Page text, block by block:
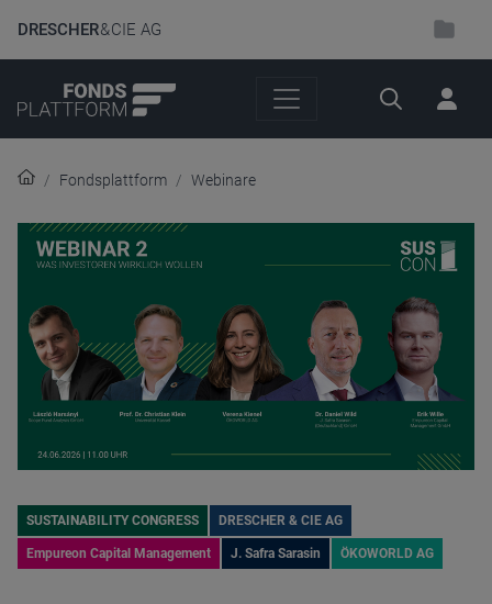
DRESCHER& CIE AG
Suche
Fondsplattform Webinare
SUSTAINABILITY CONGRESS DRESCHER & CIE AG
Empureon Capital Management J. Safra Sarasin ÖKOWORLD AG